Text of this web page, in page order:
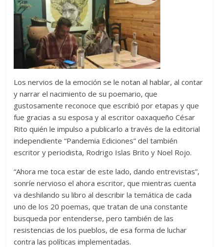
Los nervios de la emoción se le notan al hablar, al contar
y narrar el nacimiento de su poemario, que
gustosamente reconoce que escribió por etapas y que
fue gracias a su esposa y al escritor oaxaqueño César
Rito quién le impulso a publicarlo a través de la editorial
independiente “Pandemia Ediciones” del también
escritor y periodista, Rodrigo Islas Brito y Noel Rojo.
“Ahora me toca estar de este lado, dando entrevistas”,
sonríe nervioso el ahora escritor, que mientras cuenta
va deshilando su libro al describir la temática de cada
uno de los 20 poemas, que tratan de una constante
busqueda por entenderse, pero también de las
resistencias de los pueblos, de esa forma de luchar
contra las políticas implementadas.